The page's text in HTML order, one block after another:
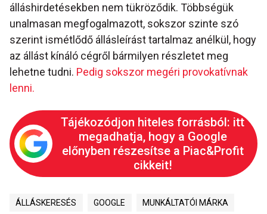
álláshirdetésekben nem tükröződik. Többségük
unalmasan megfogalmazott, sokszor szinte szó
szerint ismétlődő állásleírást tartalmaz anélkül, hogy
az állást kínáló cégről bármilyen részletet meg
lehetne tudni. Pedig sokszor megéri provokatívnak
lenni.
Tájékozódjon hiteles forrásból: itt
megadhatja, hogy a Google
előnyben részesítse a Piac&Profit
cikkeit!
ÁLLÁSKERESÉS GOOGLE MUNKÁLTATÓI MÁRKA